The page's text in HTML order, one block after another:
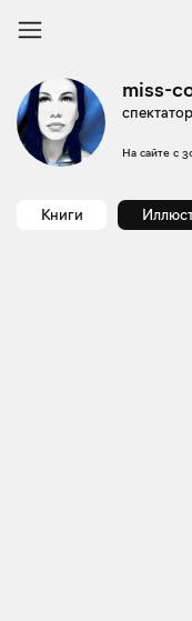
miss-
спектатор
На сайте с
Книги